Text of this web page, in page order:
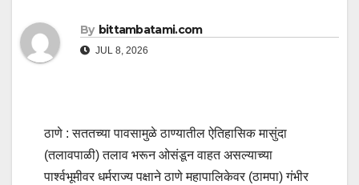
By bittambatami.com
JUL 8, 2026
ठाणे : सततच्या पावसामुळे ठाण्यातील ऐतिहासिक मासुंदा
(तलावपाळी) तलाव भरून ओसंडून वाहत असल्याच्या
पार्श्वभूमीवर धर्मराज्य पक्षाने ठाणे महापालिकेवर (ठामपा) गंभीर